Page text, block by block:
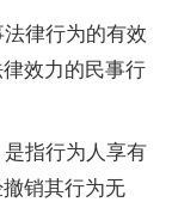
律行为的有效
效力的民事行
指行为人享有
销其行为无